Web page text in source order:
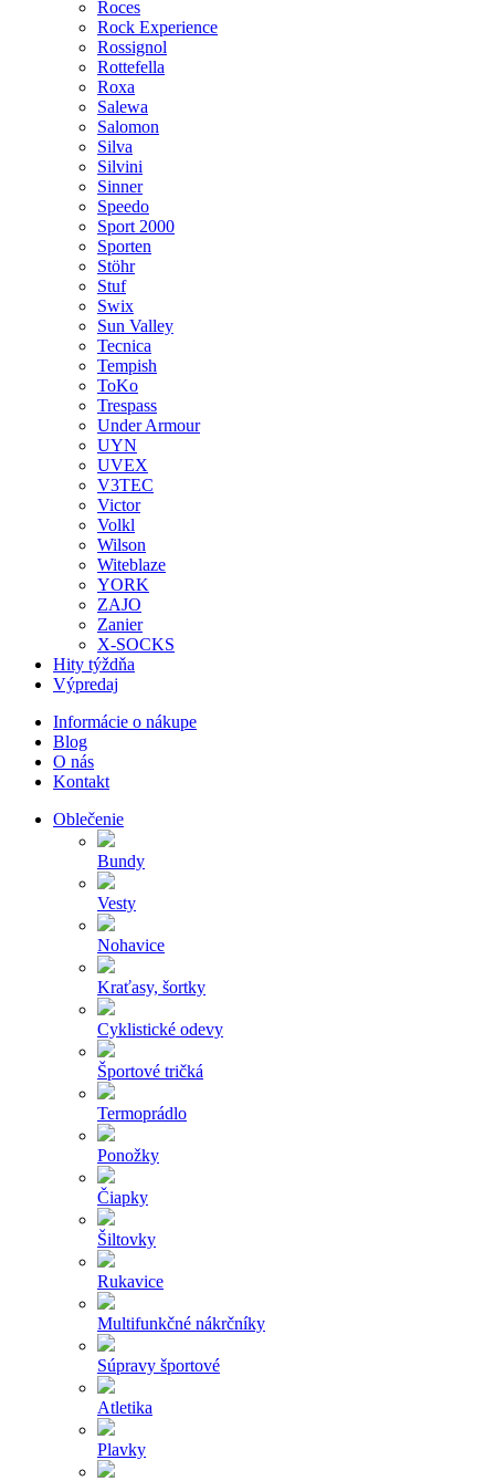
Roces
Rock Experience
Rossignol
Rottefella
Roxa
Salewa
Salomon
Silva
Silvini
Sinner
Speedo
Sport 2000
Sporten
Stöhr
Stuf
Swix
Sun Valley
Tecnica
Tempish
ToKo
Trespass
Under Armour
UYN
UVEX
V3TEC
Victor
Volkl
Wilson
Witeblaze
YORK
ZAJO
Zanier
X-SOCKS
Hity týždňa
Výpredaj
Informácie o nákupe
Blog
O nás
Kontakt
Oblečenie
Bundy
Vesty
Nohavice
Kraťasy, šortky
Cyklistické odevy
Športové tričká
Termoprádlo
Ponožky
Čiapky
Šiltovky
Rukavice
Multifunkčné nákrčníky
Súpravy športové
Atletika
Plavky